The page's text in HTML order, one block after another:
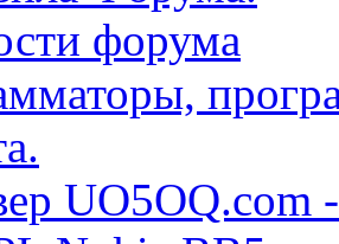
форума